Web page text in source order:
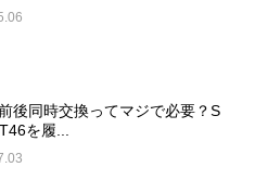
後同時交換ってマジで必要？S
を履...